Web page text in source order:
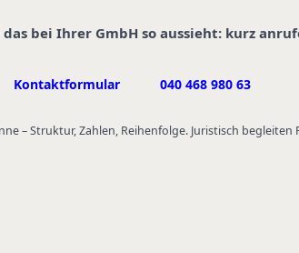
bei Ihrer GmbH so aussieht: kurz
Kontaktformular 040 468 980 63
– Struktur, Zahlen, Reihenfolge. Juristisch begleiten